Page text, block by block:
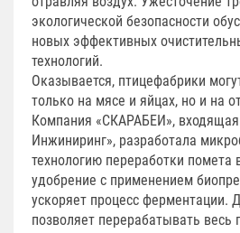
экологической безопасности
новых эффективных
технологий.
Оказывается, птицефабрики
только на мясе и яйцах, но и на
Компания «СКАРАБЕИ»,
Инжиниринг», разработала
технологию переработки помета
удобрение с применением
ускоряет процесс ферментации.
позволяет перерабатывать